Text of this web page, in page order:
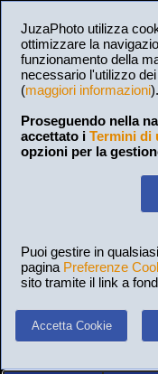
JuzaPhoto utilizza
ottimizzare la
funzionamento della
necessario l'utilizzo
(maggiori informazioni).
Proseguendo nella
accettato i Termini di
opzioni per la
Puoi gestire in
pagina Preferenze
sito tramite il link a
Accetta Cookie